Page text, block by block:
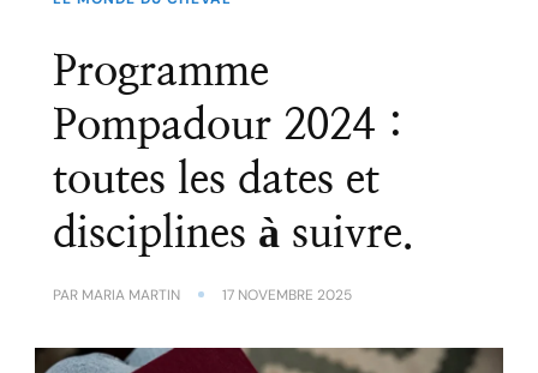
Programme
Pompadour 2024 :
toutes les dates et
disciplines à suivre.
PAR MARIA MARTIN 17 NOVEMBRE 2025